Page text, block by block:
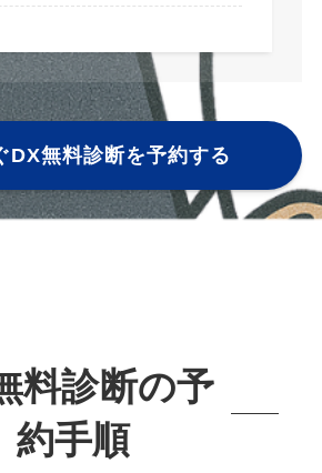
DX無料診断を予約する
料診断の予
約手順